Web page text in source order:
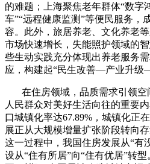
的难题；上海聚焦老年群体“数字
车”“远程健康监测”等便民服务，
容。此外，旅居养老、文化养老
市场快速增长，失能照护领域的
些生动实践充分体现出养老服务
应，构建起“民生改善—产业升级
在住房领域，品质需求引领
人民群众对美好生活向往的重要内
口城镇化率达67.89% ，城镇化正
展正从大规模增量扩张阶段转向
这一过程中，我国住房发展从“有
设从“住有所居”向“住有优居”转